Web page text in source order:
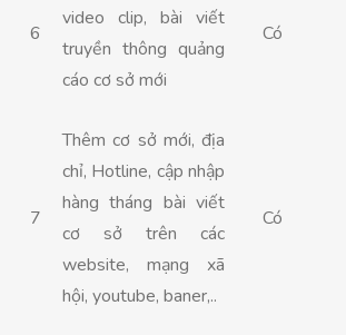
6
video clip, bài viết
truyền thông quảng
cáo cơ sở mới
Có
7
Thêm cơ sở mới, địa
chỉ, Hotline, cập nhập
hàng tháng bài viết
cơ sở trên các
website, mạng xã
hội, youtube, baner,..
Có